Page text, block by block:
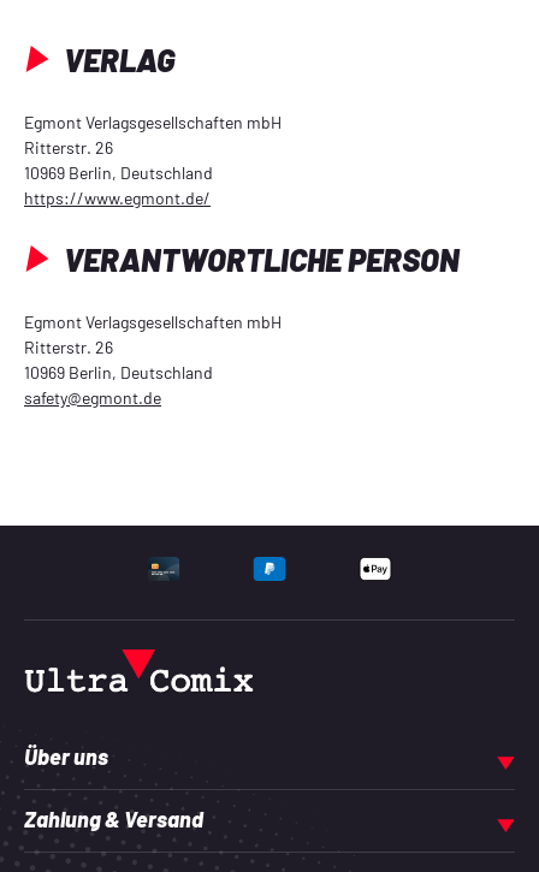
VERLAG
Egmont Verlagsgesellschaften mbH
Ritterstr. 26
10969 Berlin, Deutschland
https://www.egmont.de/
VERANTWORTLICHE PERSON
Egmont Verlagsgesellschaften mbH
Ritterstr. 26
10969 Berlin, Deutschland
safety@egmont.de
UNTERSTÜTZTE
Über uns
Zahlung & Versand